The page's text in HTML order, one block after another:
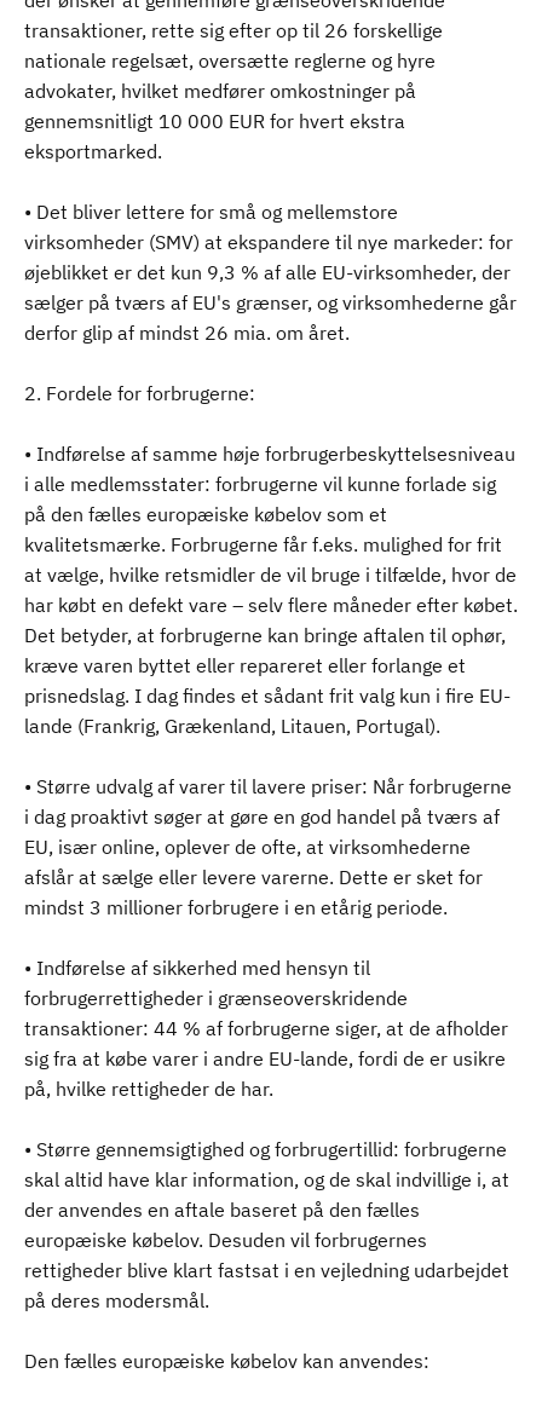
transaktioner, rette sig efter op til 26 forskellige
nationale regelsæt, oversætte reglerne og hyre
advokater, hvilket medfører omkostninger på
gennemsnitligt 10 000 EUR for hvert ekstra
eksportmarked.
• Det bliver lettere for små og mellemstore
virksomheder (SMV) at ekspandere til nye markeder: for
øjeblikket er det kun 9,3 % af alle EU-virksomheder, der
sælger på tværs af EU's grænser, og virksomhederne går
derfor glip af mindst 26 mia. om året.
2. Fordele for forbrugerne:
• Indførelse af samme høje forbrugerbeskyttelsesniveau
i alle medlemsstater: forbrugerne vil kunne forlade sig
på den fælles europæiske købelov som et
kvalitetsmærke. Forbrugerne får f.eks. mulighed for frit
at vælge, hvilke retsmidler de vil bruge i tilfælde, hvor de
har købt en defekt vare – selv flere måneder efter købet.
Det betyder, at forbrugerne kan bringe aftalen til ophør,
kræve varen byttet eller repareret eller forlange et
prisnedslag. I dag findes et sådant frit valg kun i fire EU-
lande (Frankrig, Grækenland, Litauen, Portugal).
• Større udvalg af varer til lavere priser: Når forbrugerne
i dag proaktivt søger at gøre en god handel på tværs af
EU, især online, oplever de ofte, at virksomhederne
afslår at sælge eller levere varerne. Dette er sket for
mindst 3 millioner forbrugere i en etårig periode.
• Indførelse af sikkerhed med hensyn til
forbrugerrettigheder i grænseoverskridende
transaktioner: 44 % af forbrugerne siger, at de afholder
sig fra at købe varer i andre EU-lande, fordi de er usikre
på, hvilke rettigheder de har.
• Større gennemsigtighed og forbrugertillid: forbrugerne
skal altid have klar information, og de skal indvillige i, at
der anvendes en aftale baseret på den fælles
europæiske købelov. Desuden vil forbrugernes
rettigheder blive klart fastsat i en vejledning udarbejdet
på deres modersmål.
Den fælles europæiske købelov kan anvendes: